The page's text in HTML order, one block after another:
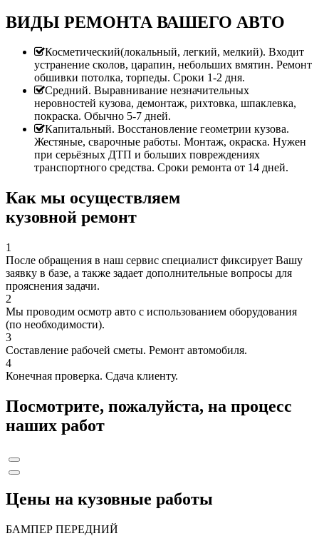
ВИДЫ РЕМОНТА ВАШЕГО АВТО
Косметический(локальный, легкий, мелкий). Входит
устранение сколов, царапин, небольших вмятин. Ремонт
обшивки потолка, торпеды. Сроки 1-2 дня.
Средний. Выравнивание незначительных
неровностей кузова, демонтаж, рихтовка, шпаклевка,
покраска. Обычно 5-7 дней.
Капитальный. Восстановление геометрии кузова.
Жестяные, сварочные работы. Монтаж, окраска. Нужен
при серьёзных ДТП и больших повреждениях
транспортного средства. Сроки ремонта от 14 дней.
Как мы осуществляем
кузовной ремонт
1
После обращения в наш сервис специалист фиксирует Вашу
заявку в базе, а также задает дополнительные вопросы для
прояснения задачи.
2
Мы проводим осмотр авто с использованием оборудования
(по необходимости).
3
Составление рабочей сметы. Ремонт автомобиля.
4
Конечная проверка. Сдача клиенту.
Посмотрите, пожалуйста, на процесс
наших работ
Цены на кузовные работы
БАМПЕР ПЕРЕДНИЙ